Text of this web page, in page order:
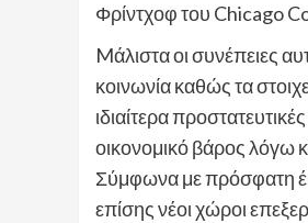
Φρίντχοφ του Chicago
Mάλιστα οι συνέπειες
κοινωνία καθώς τα
ιδιαίτερα
οικονομικό βάρος
Σύμφωνα με πρόσφατη
επίσης νέοι χώροι